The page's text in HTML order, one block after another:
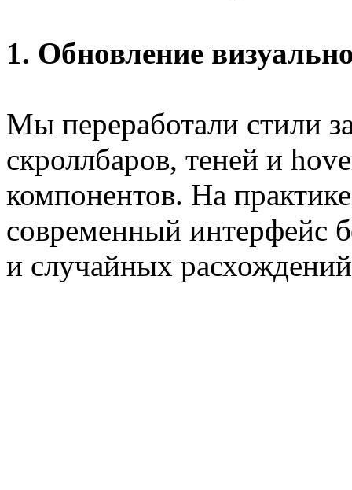
1. Обновление
Мы переработали стили
скроллбаров, теней и
компонентов. На
современный интерфейс
и случайных